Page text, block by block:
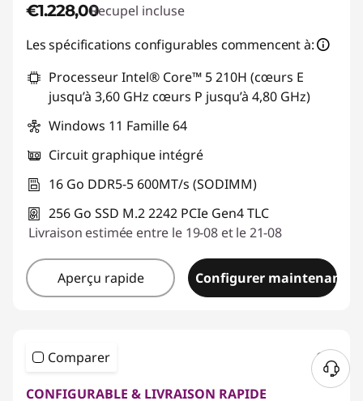
€1.228,00Recupel incluse
Les spécifications configurables commencent à:
Processeur Intel® Core™ 5 210H (cœurs E
jusqu’à 3,60 GHz cœurs P jusqu’à 4,80 GHz)
Windows 11 Famille 64
Circuit graphique intégré
16 Go DDR5-5 600MT/s (SODIMM)
256 Go SSD M.2 2242 PCIe Gen4 TLC
Livraison estimée entre le 19-08 et le 21-08
Aperçu rapide Configurer maintenant
Comparer
CONFIGURABLE & LIVRAISON RAPIDE